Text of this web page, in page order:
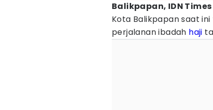
Balikpapan, IDN Times
Kota Balikpapan saat
perjalanan ibadah haji